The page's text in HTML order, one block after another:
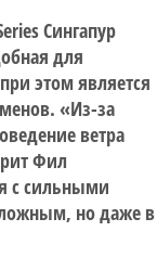
Сингапур
для
этом является
«Из-за
ветра
Фил
с сильными
но даже в